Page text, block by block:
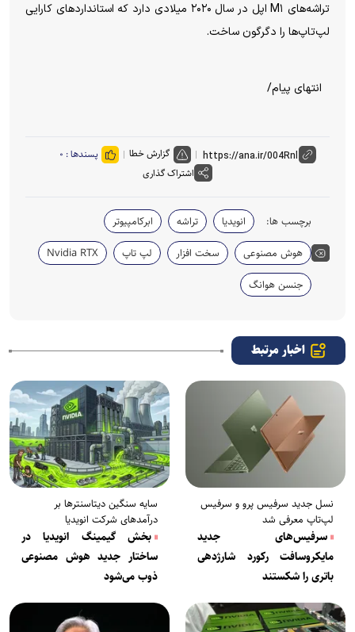
تراشه‌های M۱ اپل در سال ۲۰۲۰ میلادی دارد که استاندارد‌های کارایی
لپ‌تاپ‌ها را دگرگون ساخت.
انتهای پیام/
گزارش خطا پسندها : ۰
اشتراک گذاری
برچسب ها: انویدیا تراشه
ابرکامپیوتر
هوش مصنوعی
سخت افزار لپ تاپ
Nvidia RTX
جنسن هوانگ
اخبار مرتبط
نسل جدید سرفیس پرو و سرفیس
لپ‌تاپ معرفی شد
سرفیس‌های جدید
مایکروسافت رکورد شارژدهی
باتری را شکستند
سایه سنگین دیتاسنترها بر
درآمدهای شرکت انویدیا
بخش گیمینگ انویدیا در
ساختار جدید هوش مصنوعی
ذوب می‌شود